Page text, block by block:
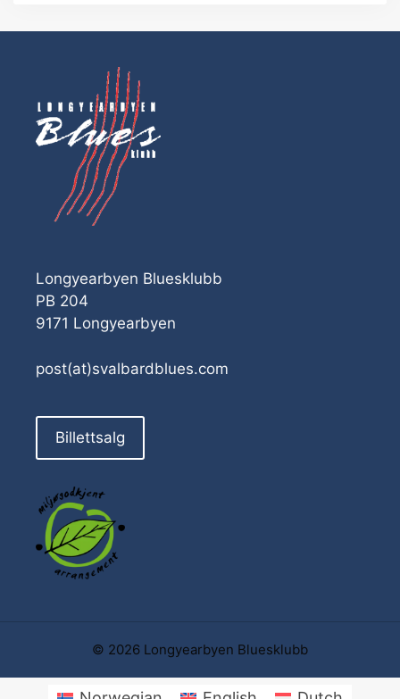
Longyearbyen Bluesklubb
PB 204
9171 Longyearbyen
post(at)svalbardblues.com
Billettsalg
© 2026 Longyearbyen Bluesklubb